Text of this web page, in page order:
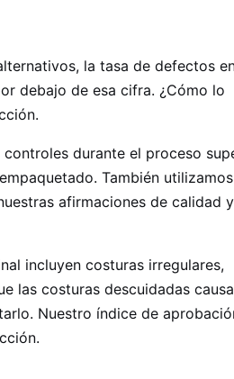
la tasa de defectos
debajo de esa cifra. ¿Cómo lo
durante el proceso
También utilizamos
afirmaciones de calidad
incluyen costuras irregulares,
las costuras descuidadas
Nuestro índice de